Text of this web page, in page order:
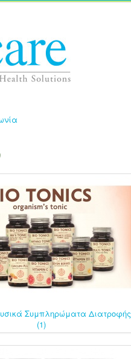
Συμπληρώματα Διατροφής
(1)